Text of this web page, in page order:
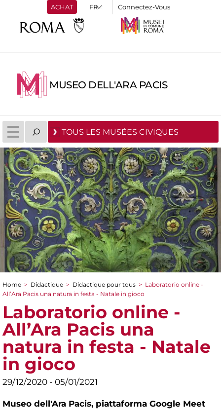
ACHAT Connectez-Vous
MUSEO DELL'ARA PACIS
TOUS LES MUSÉES CIVIQUES
You are here
Home > Didactique > Didactique pour tous > Laboratorio online -
All’Ara Pacis una natura in festa - Natale in gioco
Laboratorio online -
All’Ara Pacis una
natura in festa - Natale
in gioco
29/12/2020 - 05/01/2021
Museo dell'Ara Pacis, piattaforma Google Meet